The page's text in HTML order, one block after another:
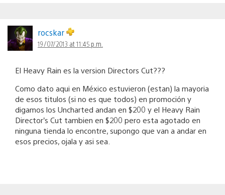
rocskar
19/07/2013 at 11:45 p.m.
El Heavy Rain es la version Directors Cut???
Como dato aqui en México estuvieron (estan) la mayoria
de esos titulos (si no es que todos) en promoción y
digamos los Uncharted andan en $200 y el Heavy Rain
Director’s Cut tambien en $200 pero esta agotado en
ninguna tienda lo encontre, supongo que van a andar en
esos precios, ojala y asi sea.